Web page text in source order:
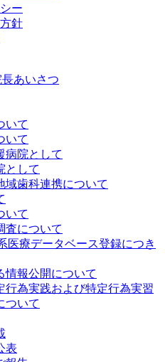
ー
針
あいさつ
いて
いて
病院として
として
域歯科連携について
いて
査について
療データベース登録につき
情報公開について
行為実践および特定行為実習
ついて
表